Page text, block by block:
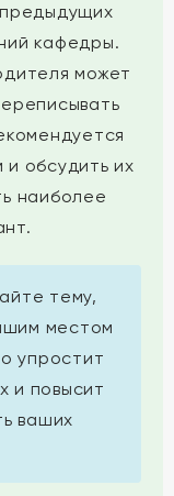
кафедры.
может
обсудить их
наиболее
тему,
местом
упростит
и повысит
ваших